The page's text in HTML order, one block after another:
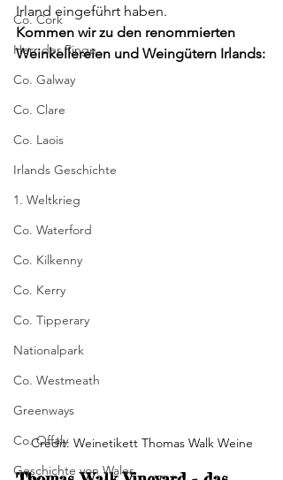
Co. Cork
Herr der Ringe
Co. Galway
Co. Clare
Co. Laois
Irlands Geschichte
1. Weltkrieg
Co. Waterford
Co. Kilkenny
Co. Kerry
Co. Tipperary
Nationalpark
Co. Westmeath
Greenways
Co. Offaly
Geschichte von Wales
Irland eingeführt haben.
Kommen wir zu den renommierten
Weinkellereien und Weingütern Irlands:
Credit: Weinetikett Thomas Walk Weine